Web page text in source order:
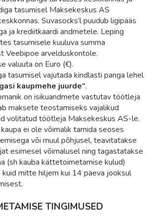
tasumisel Maksekeskus AS
Suvasocks’l puudub ligipääs
ja krediitkaardi andmetele. Leping
tasumisele kuuluva summa
Veebipoe arvelduskontole.
valuuta on Euro (€).
tasumisel vajutada kindlasti panga lehel
kaupmehe juurde“.
on isikuandmete vastutav töötleja
maksete teostamiseks vajalikud
volitatud töötleja Maksekeskus AS-le.
ei ole võimalik tarnida seoses
või muul põhjusel, teavitatakse
esimesel võimalusel ning tagastatakse
(sh kauba kättetoimetamise kulud)
kuid mitte hiljem kui 14 päeva jooksul
TINGIMUSED